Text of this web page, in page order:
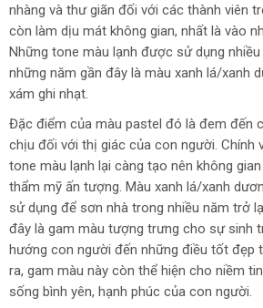
nhàng và thư giãn đối với các thành viên
còn làm dịu mát không gian, nhất là vào
Những tone màu lạnh được sử dụng
những năm gần đây là màu xanh lá/xanh
xám ghi nhạt.
Đặc điểm của màu pastel đó là đem đến
chịu đối với thị giác của con người. Chính
tone màu lạnh lại càng tạo nên không
thẩm mỹ ấn tượng. Màu xanh lá/xanh
sử dụng để sơn nhà trong nhiều năm trở
đây là gam màu tượng trưng cho sự sinh
hướng con người đến những điều tốt đẹp
ra, gam màu này còn thể hiện cho niềm
sống bình yên, hạnh phúc của con người.